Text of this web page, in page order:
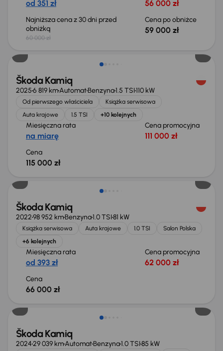
od 351 zł 56 000 zł
Najniższa cena z 30 dni przed
obniżką
60 000 zł
Cena po obniżce
59 000 zł
Świeżo skupione
Škoda Kamiq
20256 819 kmAutomatBenzyna1.5 TSI110 kW
Od pierwszego właściciela
Książka serwisowa
Auta krajowe
1.5 TSI +10 kolejnych
Miesięczna rata
na miarę
Cena promocyjna
111 000 zł
Cena
115 000 zł
Możliwość odliczenia VAT
Škoda Kamiq
202298 952 kmBenzyna1.0 TSI81 kW
Książka serwisowa Auta krajowe 1.0 TSI
Salon Polska
+6 kolejnych
Miesięczna rata
od 393 zł
Cena promocyjna
62 000 zł
Cena
66 000 zł
Od nowego taniej o 24 800 zł
Škoda Kamiq
202429 039 kmAutomatBenzyna1.0 TSI85 kW